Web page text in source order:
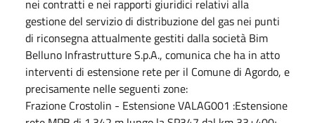
nei contratti e nei rapporti giuridici relativi alla
gestione del servizio di distribuzione del gas nei punti
di riconsegna attualmente gestiti dalla società Bim
Belluno Infrastrutture S.p.A., comunica che ha in atto
interventi di estensione rete per il Comune di Agordo, e
precisamente nelle seguenti zone:
Frazione Crostolin - Estensione VALAG001 :Estensione